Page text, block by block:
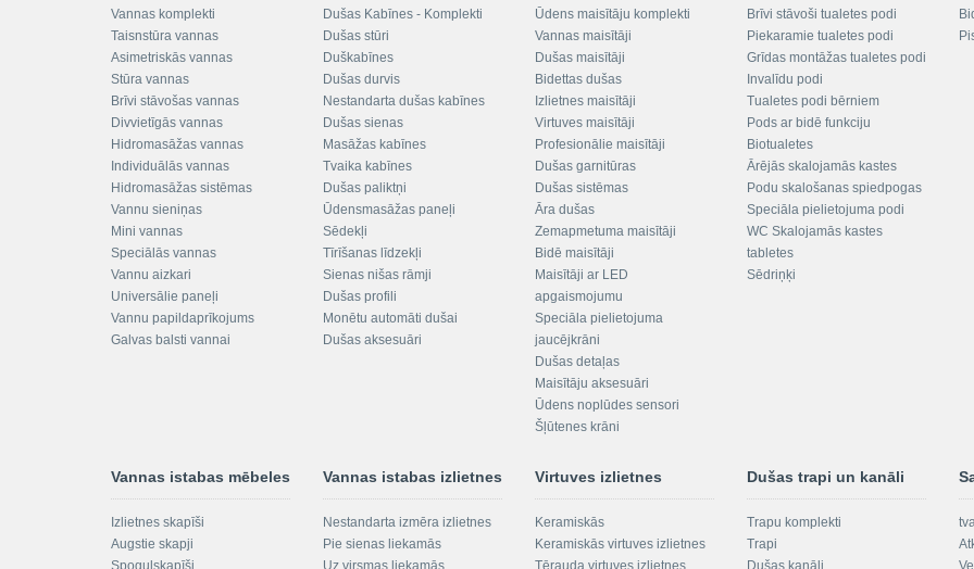
Vannas komplekti
Taisnstūra vannas
Asimetriskās vannas
Stūra vannas
Brīvi stāvošas vannas
Divvietīgās vannas
Hidromasāžas vannas
Individuālās vannas
Hidromasāžas sistēmas
Vannu sieniņas
Mini vannas
Speciālās vannas
Vannu aizkari
Universālie paneļi
Vannu papildaprīkojums
Galvas balsti vannai
Dušas Kabīnes - Komplekti
Dušas stūri
Duškabīnes
Dušas durvis
Nestandarta dušas kabīnes
Dušas sienas
Masāžas kabīnes
Tvaika kabīnes
Dušas paliktņi
Ūdensmasāžas paneļi
Sēdekļi
Tīrīšanas līdzekļi
Sienas nišas rāmji
Dušas profili
Monētu automāti dušai
Dušas aksesuāri
Ūdens maisītāju komplekti
Vannas maisītāji
Dušas maisītāji
Bidettas dušas
Izlietnes maisītāji
Virtuves maisītāji
Profesionālie maisītāji
Dušas garnitūras
Dušas sistēmas
Āra dušas
Zemapmetuma maisītāji
Bidē maisītāji
Maisītāji ar LED
apgaismojumu
Speciāla pielietojuma
jaucējkrāni
Dušas detaļas
Maisītāju aksesuāri
Ūdens noplūdes sensori
Šļūtenes krāni
Brīvi stāvoši tualetes podi
Piekaramie tualetes podi
Grīdas montāžas tualetes podi
Invalīdu podi
Tualetes podi bērniem
Pods ar bidē funkciju
Biotualetes
Ārējās skalojamās kastes
Podu skalošanas spiedpogas
Speciāla pielietojuma podi
WC Skalojamās kastes
tabletes
Sēdriņķi
Vannas istabas mēbeles
Izlietnes skapīši
Augstie skapji
Spoguļskapīši
Vannas istabas izlietnes
Nestandarta izmēra izlietnes
Pie sienas liekamās
Uz virsmas liekamās
Virtuves izlietnes
Keramiskās
Keramiskās virtuves izlietnes
Tērauda virtuves izlietnes
Dušas trapi un kanāli
Trapu komplekti
Trapi
Dušas kanāli